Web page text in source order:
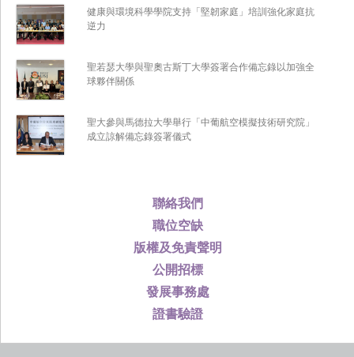
聯絡我們
職位空缺
版權及免責聲明
公開招標
發展事務處
證書驗證
健康與環境科學學院支持「堅韌家庭」培訓強化家庭抗
逆力
聖若瑟大學與聖奧古斯丁大學簽署合作備忘錄以加強全
球夥伴關係
聖大參與馬德拉大學舉行「中葡航空模擬技術研究院」
成立諒解備忘錄簽署儀式